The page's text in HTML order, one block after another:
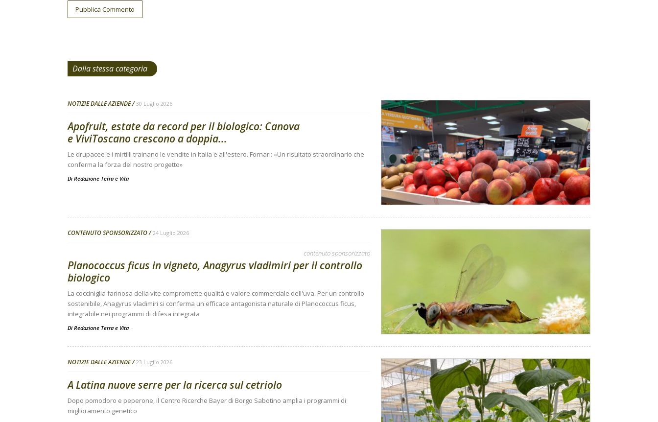
Dalla stessa categoria
NOTIZIE DALLE AZIENDE 30 Luglio 2026
Apofruit, estate da record per il biologico: Canova
e ViviToscano crescono a doppia...
Le drupacee e i mirtilli trainano le vendite in Italia e all'estero. Fornari: «Un risultato straordinario che
conferma la forza del nostro progetto»
Di Redazione Terra e Vita
CONTENUTO SPONSORIZZATO 24 Luglio 2026
contenuto sponsorizzato
Planococcus ficus in vigneto, Anagyrus vladimiri per il controllo
biologico
La cocciniglia farinosa della vite compromette qualità e valore commerciale dell'uva. Per un controllo
sostenibile, Anagyrus vladimiri si conferma un efficace antagonista naturale di Planococcus ficus,
integrabile nei programmi di difesa integrata
Di Redazione Terra e Vita -
NOTIZIE DALLE AZIENDE 23 Luglio 2026
A Latina nuove serre per la ricerca sul cetriolo
Dopo pomodoro e peperone, il Centro Ricerche Bayer di Borgo Sabotino amplia i programmi di
miglioramento genetico